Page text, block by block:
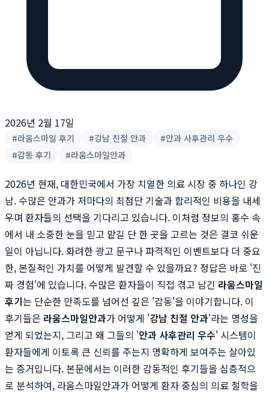
2026년 2월 17일
#라움스마일 후기 #강남 친절 안과 #안과 사후관리 우수
#감동 후기 #라움스마일안과
2026년 현재, 대한민국에서 가장 치열한 의료 시장 중 하나인 강
남. 수많은 안과가 저마다의 최첨단 기술과 합리적인 비용을 내세
우며 환자들의 선택을 기다리고 있습니다. 이처럼 정보의 홍수 속
에서 내 소중한 눈을 믿고 맡길 단 한 곳을 고르는 것은 결코 쉬운
일이 아닙니다. 화려한 광고 문구나 파격적인 이벤트보다 더 중요
한, 본질적인 가치를 어떻게 발견할 수 있을까요? 정답은 바로 '진
짜 경험'에 있습니다. 수많은 환자들이 직접 겪고 남긴 라움스마일
후기는 단순한 만족도를 넘어선 깊은 '감동'을 이야기합니다. 이
후기들은 라움스마일안과가 어떻게 '강남 친절 안과'라는 명성을
얻게 되었는지, 그리고 왜 그들의 '안과 사후관리 우수' 시스템이
환자들에게 이토록 큰 신뢰를 주는지 명확하게 보여주는 살아있
는 증거입니다. 본문에서는 이러한 감동적인 후기들을 심층적으
로 분석하여, 라움스마일안과가 어떻게 환자 중심의 의료 철학을